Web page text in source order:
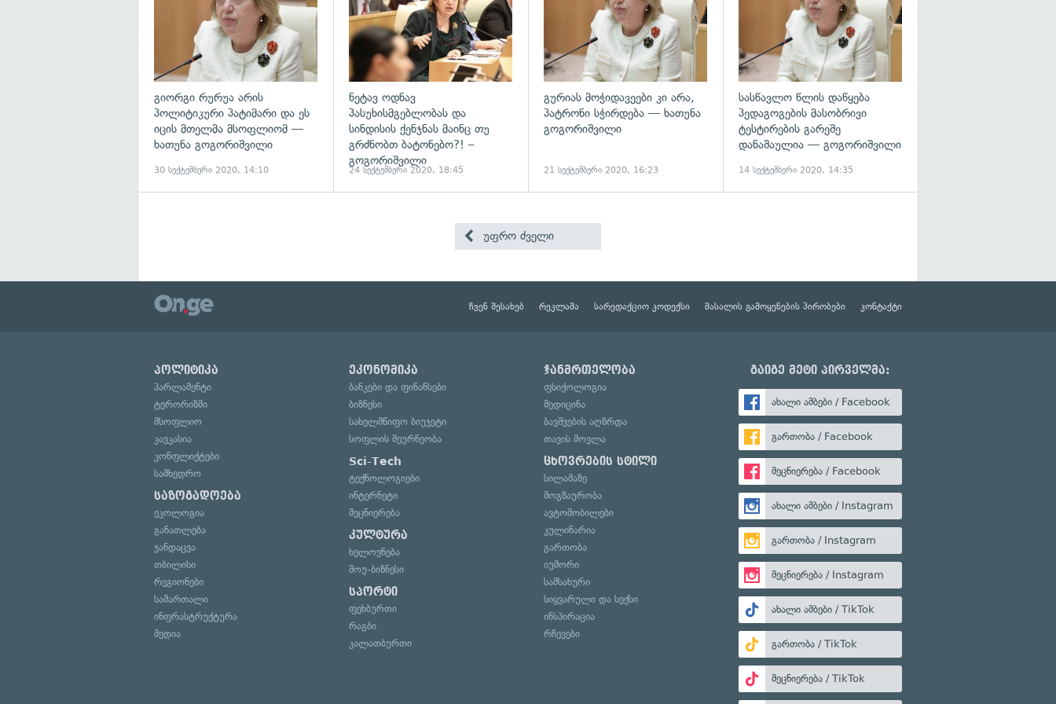
გიორგი რურუა არის
პოლიტიკური პატიმარი და ეს
იცის მთელმა მსოფლიომ —
ხათუნა გოგორიშვილი
30 სექტემბერი 2020, 14:10
ნეტავ ოდნავ
პასუხისმგებლობას და
სინდისის ქენჯნას მაინც თუ
გრძნობთ ბატონებო?! –
გოგორიშვილი
24 სექტემბერი 2020, 18:45
გურიას მოჭიდავეები კი არა,
პატრონი სჭირდება — ხათუნა
გოგორიშვილი
21 სექტემბერი 2020, 16:23
სასწავლო წლის დაწყება
პედაგოგების მასობრივი
ტესტირების გარეშე
დანაშაულია — გოგორიშვილი
14 სექტემბერი 2020, 14:35
უფრო ძველი
ჩვენ შესახებ რეკლამა სარედაქციო კოდექსი მასალის გამოყენების პირობები კონტაქტი
პოლიტიკა
პარლამენტი
ტერორიზმი
მსოფლიო
კავკასია
კონფლიქტები
სამხედრო
საზოგადოება
ეკოლოგია
განათლება
ჯანდაცვა
თბილისი
რეგიონები
სამართალი
ინფრასტრუქტურა
მედია
ეკონომიკა
ბანკები და ფინანსები
ბიზნესი
სახელმწიფო ბიუჯეტი
სოფლის მეურნეობა
Sci-Tech
ტექნოლოგიები
ინტერნეტი
მეცნიერება
კულტურა
ხელოვნება
შოუ-ბიზნესი
სპორტი
ფეხბურთი
რაგბი
კალათბურთი
ჯანმრთელობა
ფსიქოლოგია
მედიცინა
ბავშვების აღზრდა
თავის მოვლა
ცხოვრების სტილი
სილამაზე
მოგზაურობა
ავტომობილები
კულინარია
გართობა
იუმორი
სამსახური
სიყვარული და სექსი
ინსპირაცია
რჩევები
გაიგე მეტი პირველმა:
ახალი ამბები / Facebook
გართობა / Facebook
მეცნიერება / Facebook
ახალი ამბები / Instagram
გართობა / Instagram
მეცნიერება / Instagram
ახალი ამბები / TikTok
გართობა / TikTok
მეცნიერება / TikTok